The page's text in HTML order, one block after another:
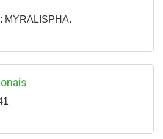
MYRALISPHA.